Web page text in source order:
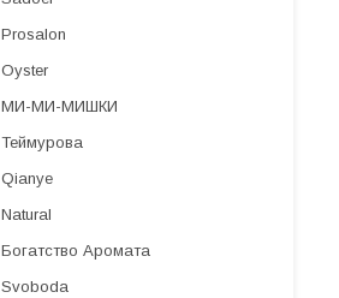
Prosalon
Oyster
МИ-МИ-МИШКИ
Теймурова
Qianye
Natural
Богатство Аромата
Svoboda